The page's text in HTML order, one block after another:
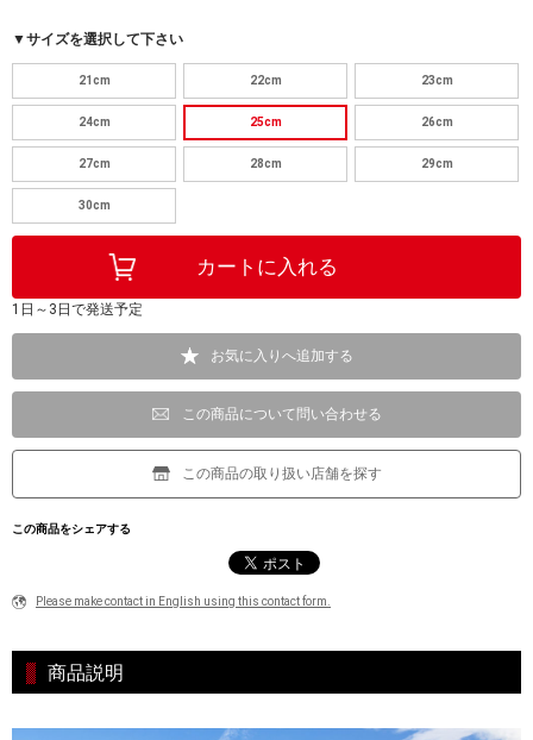
▼サイズを選択して下さい
21cm 22cm 23cm
24cm 25cm 26cm
27cm 28cm 29cm
30cm
1日～3日で発送予定
お気に入りへ追加する
この商品について問い合わせる
この商品の取り扱い店舗を探す
この商品をシェアする
Please make contact in English using this contact form.
商品説明